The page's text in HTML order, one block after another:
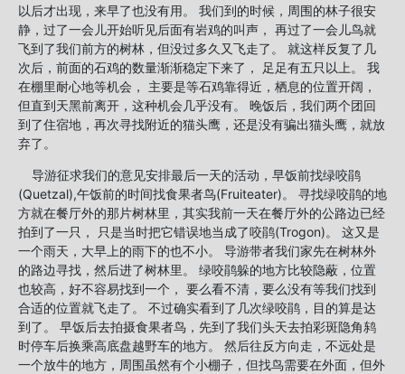
以后才出现，来早了也没有用。 我们到的时候，周围的林子很安
静，过了一会儿开始听见后面有岩鸡的叫声， 再过了一会儿鸟就
飞到了我们前方的树林，但没过多久又飞走了。 就这样反复了几
次后，前面的石鸡的数量渐渐稳定下来了， 足足有五只以上。 我
在棚里耐心地等机会， 主要是等石鸡靠得近，栖息的位置开阔，
但直到天黑前离开，这种机会几乎没有。 晚饭后，我们两个团回
到了住宿地，再次寻找附近的猫头鹰，还是没有骗出猫头鹰，就放
弃了。
导游征求我们的意见安排最后一天的活动，早饭前找绿咬鹃
(Quetzal),午饭前的时间找食果者鸟(Fruiteater)。 寻找绿咬鹃的地
方就在餐厅外的那片树林里，其实我前一天在餐厅外的公路边已经
拍到了一只， 只是当时把它错误地当成了咬鹃(Trogon)。 这又是
一个雨天，大早上的雨下的也不小。 导游带者我们家先在树林外
的路边寻找，然后进了树林里。 绿咬鹃躲的地方比较隐蔽，位置
也较高，好不容易找到一个， 要么看不清，要么没有等我们找到
合适的位置就飞走了。 不过确实看到了几次绿咬鹃，目的算是达
到了。 早饭后去拍摄食果者鸟，先到了我们头天去拍彩斑隐角鸫
时停车后换乘高底盘越野车的地方。 然后往反方向走，不远处是
一个放牛的地方，周围虽然有个小棚子，但找鸟需要在外面，但外